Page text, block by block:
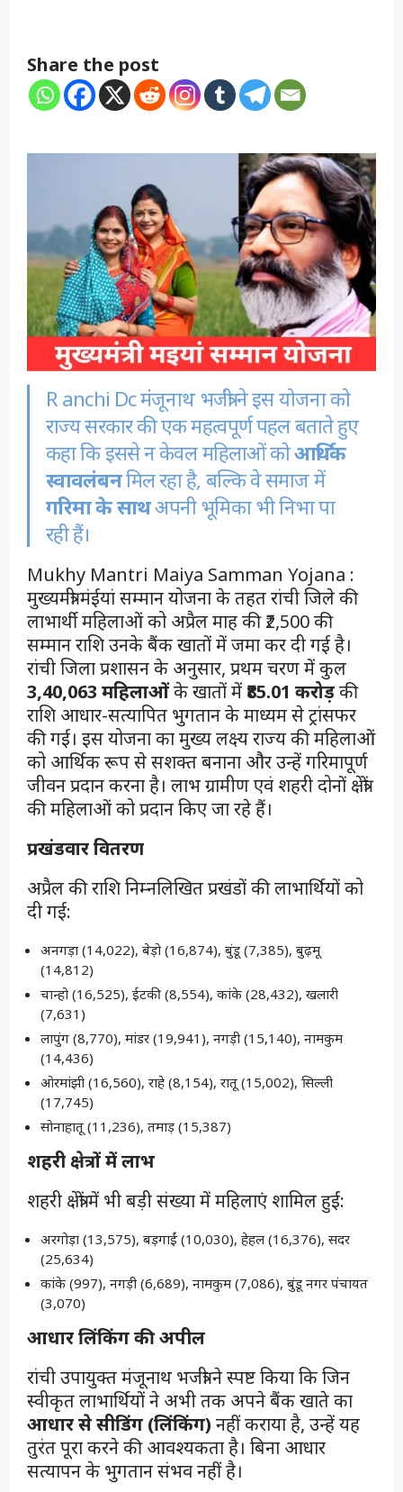
Share the post
R anchi Dc मंजूनाथ भजंत्री ने इस योजना को
राज्य सरकार की एक महत्वपूर्ण पहल बताते हुए
कहा कि इससे न केवल महिलाओं कोआर्थिक
स्वावलंबनमिल रहा है, बल्कि वे समाज में
गरिमा के साथअपनी भूमिका भी निभा पा
रही हैं।
Mukhy Mantri Maiya Samman Yojana :
मुख्यमंत्री मंईयां सम्मान योजना के तहत रांची जिले की
लाभार्थी महिलाओं को अप्रैल माह की ₹2,500 की
सम्मान राशि उनके बैंक खातों में जमा कर दी गई है।
रांची जिला प्रशासन के अनुसार, प्रथम चरण में कुल
3,40,063 महिलाओंके खातों में ₹85.01 करोड़की
राशि आधार-सत्यापित भुगतान के माध्यम से ट्रांसफर
की गई। इस योजना का मुख्य लक्ष्य राज्य की महिलाओं
को आर्थिक रूप से सशक्त बनाना और उन्हें गरिमापूर्ण
जीवन प्रदान करना है। लाभ ग्रामीण एवं शहरी दोनों क्षेत्रों
की महिलाओं को प्रदान किए जा रहे हैं।
प्रखंडवार वितरण
अप्रैल की राशि निम्नलिखित प्रखंडों की लाभार्थियों को
दी गई:
अनगड़ा (14,022), बेड़ो (16,874), बुंडू (7,385), बुढ़मू
(14,812)
चान्हो (16,525), ईटकी (8,554), कांके (28,432), खलारी
(7,631)
लापुंग (8,770), मांडर (19,941), नगड़ी (15,140), नामकुम
(14,436)
ओरमांझी (16,560), राहे (8,154), रातू (15,002), सिल्ली
(17,745)
सोनाहातू (11,236), तमाड़ (15,387)
शहरी क्षेत्रों में लाभ
शहरी क्षेत्रों में भी बड़ी संख्या में महिलाएं शामिल हुईं:
अरगोड़ा (13,575), बड़गाईं (10,030), हेहल (16,376), सदर
(25,634)
कांके (997), नगड़ी (6,689), नामकुम (7,086), बुंडू नगर पंचायत
(3,070)
आधार लिंकिंग की अपील
रांची उपायुक्त मंजूनाथ भजंत्री ने स्पष्ट किया कि जिन
स्वीकृत लाभार्थियों ने अभी तक अपने बैंक खाते का
आधार से सीडिंग (लिंकिंग) नहीं कराया है, उन्हें यह
तुरंत पूरा करने की आवश्यकता है। बिना आधार
सत्यापन के भुगतान संभव नहीं है।